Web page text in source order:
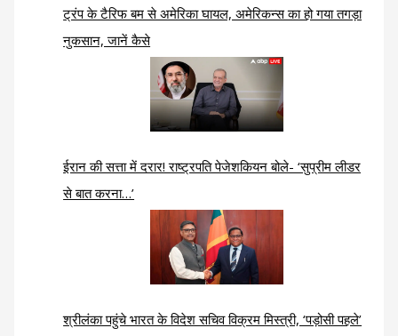
ट्रंप के टैरिफ बम से अमेरिका घायल, अमेरिकन्स का हो गया तगड़ा
नुकसान, जानें कैसे
ईरान की सत्ता में दरार! राष्ट्रपति पेजेशकियन बोले- ‘सुप्रीम लीडर
से बात करना…’
श्रीलंका पहुंचे भारत के विदेश सचिव विक्रम मिस्त्री, ‘पड़ोसी पहले’